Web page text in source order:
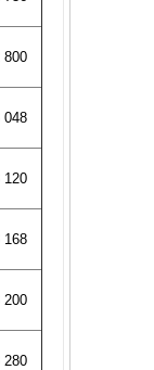
800
048
120
168
200
280